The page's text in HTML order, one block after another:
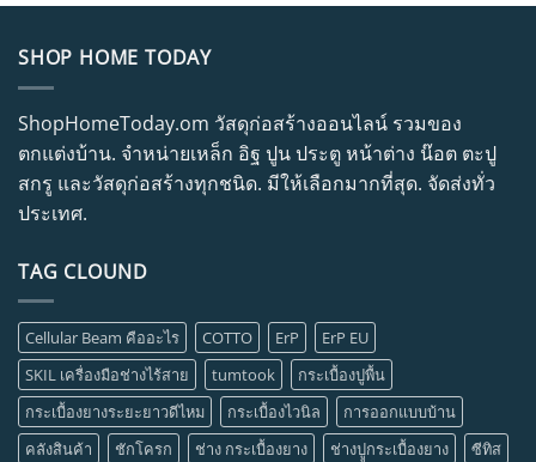
SHOP HOME TODAY
ShopHomeToday.om วัสดุก่อสร้างออนไลน์ รวมของ
ตกแต่งบ้าน. จำหน่ายเหล็ก อิฐ ปูน ประตู หน้าต่าง น๊อต ตะปู
สกรู และวัสดุก่อสร้างทุกชนิด. มีให้เลือกมากที่สุด. จัดส่งทั่ว
ประเทศ.
TAG CLOUND
Cellular Beam คืออะไร COTTO ErP
ErP EU
SKIL เครื่องมือช่างไร้สาย
tumtook
กระเบื้องปูพื้น
กระเบื้องยางระยะยาวดีไหม
กระเบื้องไวนิล
การออกแบบบ้าน
คลังสินค้า
ชักโครก ช่าง กระเบื้องยาง ช่างปููกระเบื้องยาง
ซีทิส